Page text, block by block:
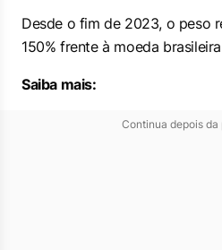
Desde o fim de 2023, o peso
150% frente à moeda
Saiba mais:
Continua depois